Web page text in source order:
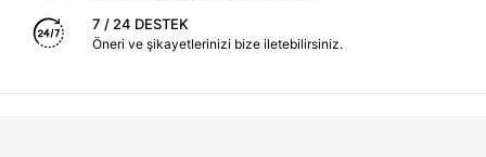
7 / 24 DESTEK
Öneri ve şikayetlerinizi bize iletebilirsiniz.